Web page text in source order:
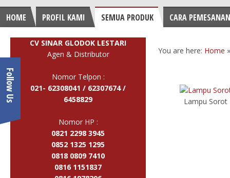
HOME PROFIL KAMI SEMUA PRODUK CARA PEMESANAN
CV SINAR GLODOK LESTARI
Agen & Distributor
Nomor Telpon :
021- 62308041 / 62307674 /
6458829
Nomor HP :
0821 2298 3945
0852 1325 1295
0818 0809 7410
0816 1151837
You are here: Home
Lampu Sorot
Follow Us